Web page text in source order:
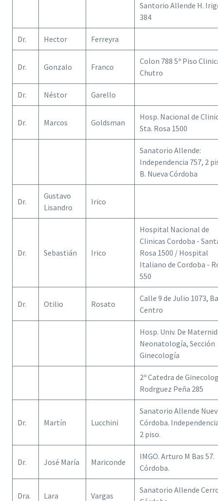
Santorio Allende H.
384
Dr. Hector Ferreyra
Dr. Gonzalo Franco
Colon 788 5º Piso
Chutro
Dr. Néstor Garello
Dr. Marcos Goldsman
Hosp. Nacional de
Sta. Rosa 1500
Sanatorio Allende:
Independencia 757, 2
B. Nueva Córdoba
Dr.
Gustavo
Lisandro
Irico
Dr. Sebastián Irico
Hospital Nacional de
Clinicas Cordoba -
Rosa 1500 / Hospital
Italiano de Cordoba -
550
Dr. Otilio Rosato
Calle 9 de Julio 1073,
Centro
Hosp. Univ. De
Neonatología, Sección
Ginecología
2º Catedra de
Rodrguez Peña 285
Dr. Martín Lucchini
Sanatorio Allende
Córdoba.
2 piso.
Dr. José María Mariconde
IMGO. Arturo M Bas 57.
Córdoba.
Dra. Lara Vargas
Sanatorio Allende